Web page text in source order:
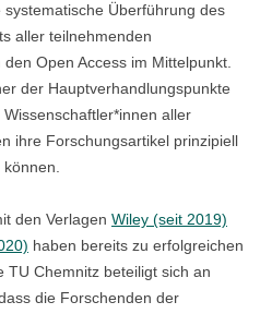
Überführung des
aller teilnehmenden
Open Access im Mittelpunkt.
der Hauptverhandlungspunkte
aller
ihre Forschungsartikel prinzipiell
können.
den Verlagen Wiley (seit 2019)
haben bereits zu erfolgreichen
TU Chemnitz beteiligt sich an
die Forschenden der